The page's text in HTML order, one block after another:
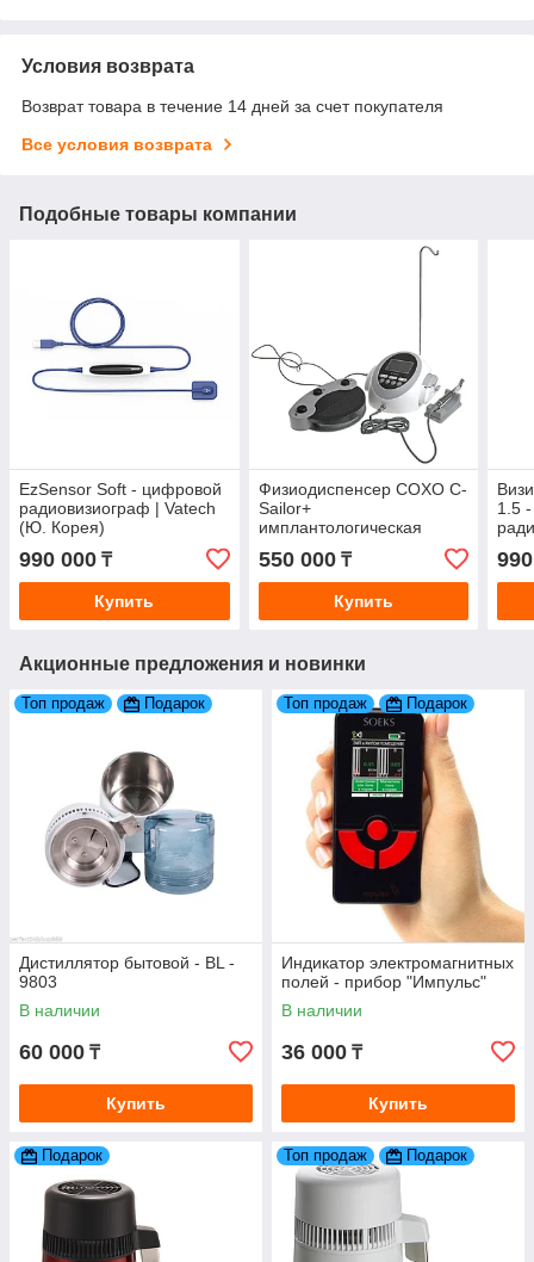
Условия возврата
Возврат товара в течение 14 дней за счет покупателя
Все условия возврата
Подобные товары компании
EzSensor Soft - цифровой
радиовизиограф | Vatech
(Ю. Корея)
990 000 ₸
Купить
Физиодиспенсер COXO C-
Sailor+
имплантологическая
система с хирургическим
наконечником | COXO
550 000₸
Купить
1.5
Акционные предложения и новинки
Топ продаж Подарок
Дистиллятор бытовой - BL -
9803
В наличии
60 000 ₸
Купить
Топ продаж Подарок
Индикатор электромагнитных
полей - прибор "Импульс"
В наличии
36 000 ₸
Купить
Подарок Топ продаж Подарок